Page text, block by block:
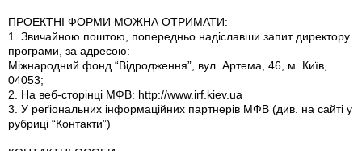
ПРОЕКТНІ ФОРМИ МОЖНА ОТРИМАТИ:
1. Звичайною поштою, попередньо надіславши запит директору
програми, за адресою:
Міжнародний фонд “Відродження”, вул. Артема, 46, м. Київ,
04053;
2. На веб-сторінці МФВ: http://www.irf.kiev.ua
3. У реґіональних інформаційних партнерів МФВ (див. на сайті у
рубриці “Контакти”)